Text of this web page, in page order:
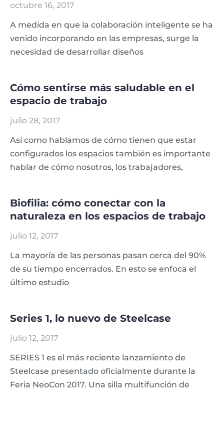
octubre 16, 2017
A medida en que la colaboración inteligente se ha
venido incorporando en las empresas, surge la
necesidad de desarrollar diseños
Cómo sentirse más saludable en el
espacio de trabajo
julio 28, 2017
Así como hablamos de cómo tienen que estar
configurados los espacios también es importante
hablar de cómo nosotros, los trabajadores,
Biofilia: cómo conectar con la
naturaleza en los espacios de trabajo
julio 12, 2017
La mayoría de las personas pasan cerca del 90%
de su tiempo encerrados. En esto se enfoca el
último estudio
Series 1, lo nuevo de Steelcase
julio 12, 2017
SERIES 1 es el más reciente lanzamiento de
Steelcase presentado oficialmente durante la
Feria NeoCon 2017. Una silla multifunción de